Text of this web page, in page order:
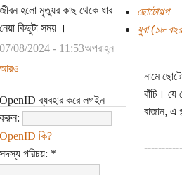
জীবন হলো মৃত্যুর কাছ থেকে ধার
নেয়া কিছুটা সময় ।
07/08/2024 - 11:53অপরাহ্ন
আরও
OpenID ব্যবহার করে লগইন
করুন:
OpenID কি?
সদস্য পরিচয়: *
ছোটোগল্প
যুবা (১৮
নামে
বাঁচি। যে
বাজান, এ